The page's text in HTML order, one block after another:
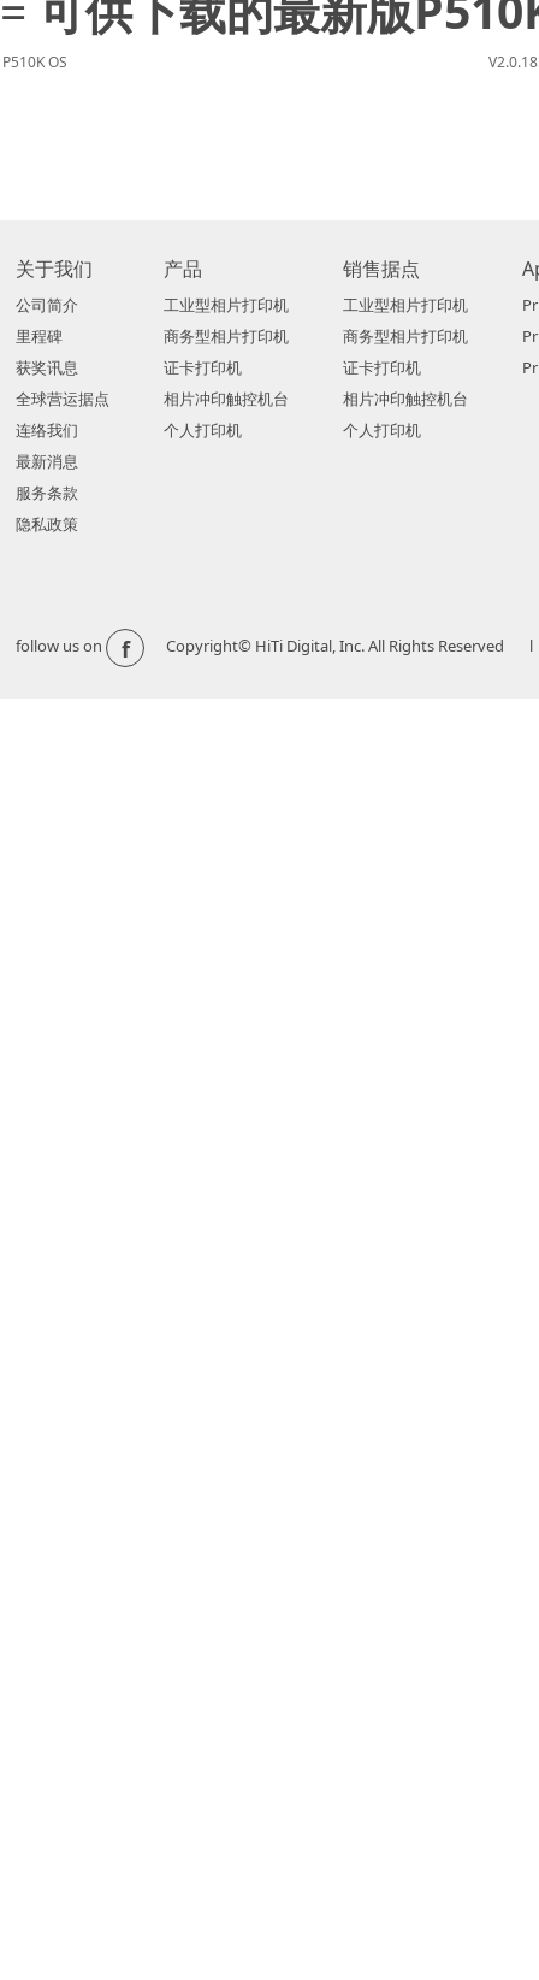
P510K OS
关于我们
公司简介
里程碑
获奖讯息
全球营运据点
连络我们
最新消息
服务条款
隐私政策
产品
工业型相片打印机
商务型相片打印机
证卡打印机
相片冲印触控机台
个人打印机
销售据点
工业型相片打印机
商务型相片打印机
证卡打印机
相片冲印触控机台
个人打印机
follow us on f Copyright© HiTi Digital, Inc. All Rights Reserved l